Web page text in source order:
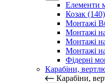
Елементи
Козак (140)
Монтажі
Монтажі
Монтажі
Монтажі
Фідерні
Карабіни,
Карабіни,